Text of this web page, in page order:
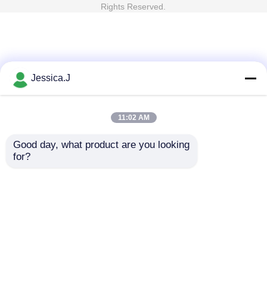
Rights Reserved.
Jessica.J
11:02 AM
Good day, what product are you looking
for?